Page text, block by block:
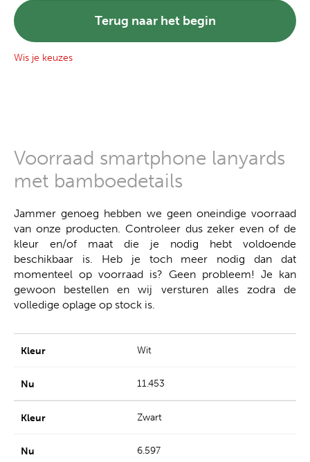
Terug naar het begin
Wis je keuzes
Voorraad smartphone lanyards
met bamboedetails
Jammer genoeg hebben we geen oneindige voorraad
van onze producten. Controleer dus zeker even of de
kleur en/of maat die je nodig hebt voldoende
beschikbaar is. Heb je toch meer nodig dan dat
momenteel op voorraad is? Geen probleem! Je kan
gewoon bestellen en wij versturen alles zodra de
volledige oplage op stock is.
Wit
11.453
Zwart
6.597